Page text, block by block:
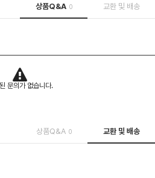
상품Q&A 0 교환 및 배송
문의가 없습니다.
상품Q&A 0 교환 및 배송